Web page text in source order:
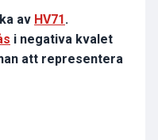
av HV71 .
i negativa kvalet
att representera